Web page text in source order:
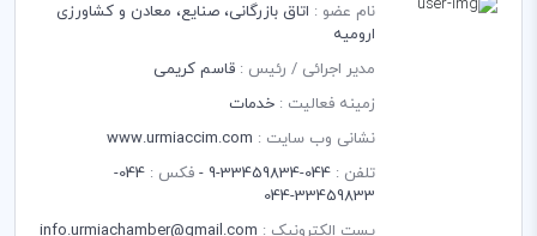
نام عضو : اتاق بازرگانی، صنایع، معادن و کشاورزی
ارومیه
مدیر اجرائی / رئیس : قاسم کریمی
زمینه فعالیت : خدمات
نشانی وب سایت : www.urmiaccim.com
تلفن : 044-33459834-9 - فکس :
044-
33459833-044
پست الکترونیک : info.urmiachamber@gmail.com